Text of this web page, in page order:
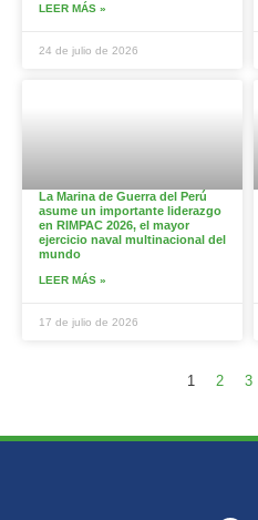
LEER MÁS »
24 de julio de 2026
La Marina de Guerra del Perú
asume un importante liderazgo
en RIMPAC 2026, el mayor
ejercicio naval multinacional del
mundo
LEER MÁS »
17 de julio de 2026
1 2 3